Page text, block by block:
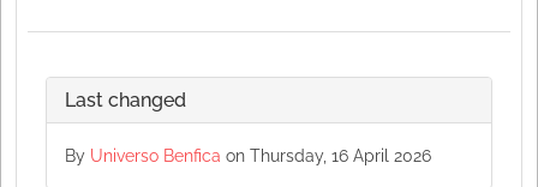
Last changed
By Universo Benfica on Thursday, 16 April 2026